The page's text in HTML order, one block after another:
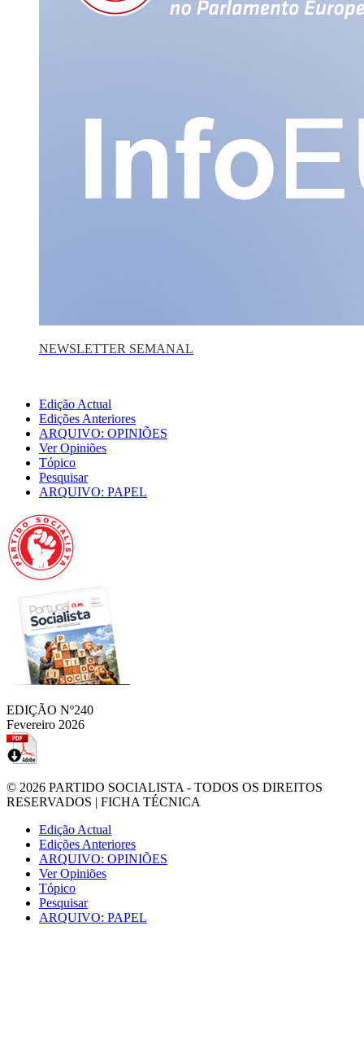
NEWSLETTER SEMANAL
Edição Actual
Edições Anteriores
ARQUIVO: OPINIÕES
Ver Opiniões
Tópico
Pesquisar
ARQUIVO: PAPEL
EDIÇÃO Nº240
Fevereiro 2026
© 2026 PARTIDO SOCIALISTA - TODOS OS DIREITOS
RESERVADOS | FICHA TÉCNICA
Edição Actual
Edições Anteriores
ARQUIVO: OPINIÕES
Ver Opiniões
Tópico
Pesquisar
ARQUIVO: PAPEL